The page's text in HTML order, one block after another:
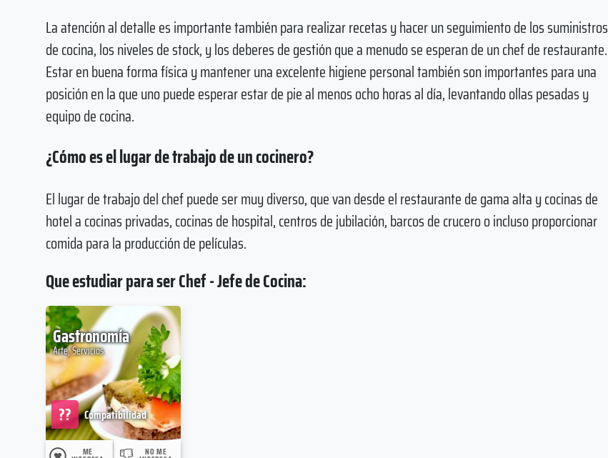
La atención al detalle es importante también para realizar recetas y hacer un seguimiento de los suministros
de cocina, los niveles de stock, y los deberes de gestión que a menudo se esperan de un chef de restaurante.
Estar en buena forma física y mantener una excelente higiene personal también son importantes para una
posición en la que uno puede esperar estar de pie al menos ocho horas al día, levantando ollas pesadas y
equipo de cocina.
¿Cómo es el lugar de trabajo de un cocinero?
El lugar de trabajo del chef puede ser muy diverso, que van desde el restaurante de gama alta y cocinas de
hotel a cocinas privadas, cocinas de hospital, centros de jubilación, barcos de crucero o incluso proporcionar
comida para la producción de películas.
Que estudiar para ser Chef - Jefe de Cocina:
Gastronomía
Arte, Servicios
Compatibilidad
??
ME NO ME